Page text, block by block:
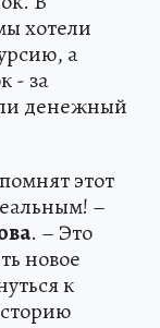
хотели
а
- за
денежный
этот
–
. – Это
новое
к